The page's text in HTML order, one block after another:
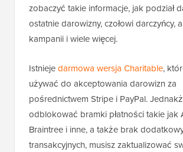
zobaczyć takie informacje, jak podział
ostatnie darowizny, czołowi darczyńcy,
kampanii i wiele więcej.
Istniejedarmowa wersja Charitable,
używać do akceptowania darowizn za
pośrednictwem Stripe i PayPal.
odblokować bramki płatności takie jak
Braintree i inne, a także brak
transakcyjnych, musisz zaktualizować